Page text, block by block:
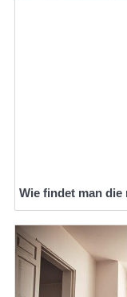
Wie findet man